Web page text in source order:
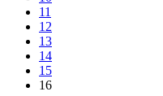
11
12
13
14
15
16